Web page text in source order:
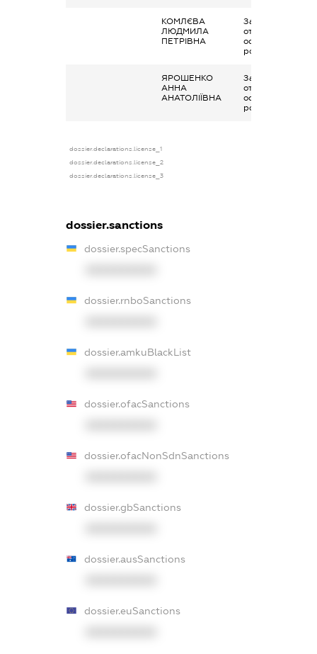
КОМЛЄВА
ЛЮДМИЛА
ПЕТРІВНА
Заробітна плата
отримана за
основним місцем
роботи
ЯРОШЕНКО
АННА
АНАТОЛІЇВНА
Заробітна плата
отримана за
основним місцем
роботи
dossier.declarations.license_1
dossier.declarations.license_2
dossier.declarations.license_3
dossier.sanctions
dossier.specSanctions
dossier.rnboSanctions
dossier.amkuBlackList
dossier.ofacSanctions
dossier.ofacNonSdnSanctions
dossier.gbSanctions
dossier.ausSanctions
dossier.euSanctions